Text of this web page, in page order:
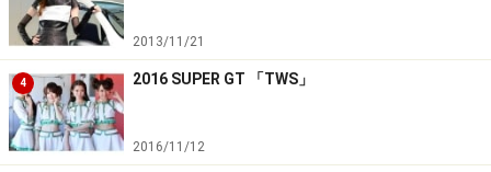
永原芽衣ちゃん
永原芽衣／2018ドリフトエンジェルス
2013/11/21
4 2016 SUPER GT 「TWS」
2016/11/12